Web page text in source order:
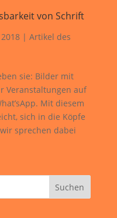
von Schrift
| Artikel des
sie: Bilder mit
Veranstaltungen auf
Mit diesem
sich in die Köpfe
sprechen dabei